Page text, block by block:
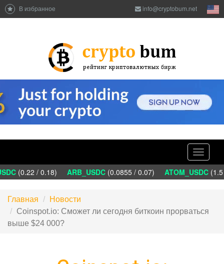
В избранное info@cryptobum.net
Toggle
(0.22 / 0.18) ARB_USDC(0.0855 / 0.07) ATOM_USDC(1.5
Главная
Новости
Coinspot.io: Сможет ли сегодня биткоин прорваться
выше $24 000?